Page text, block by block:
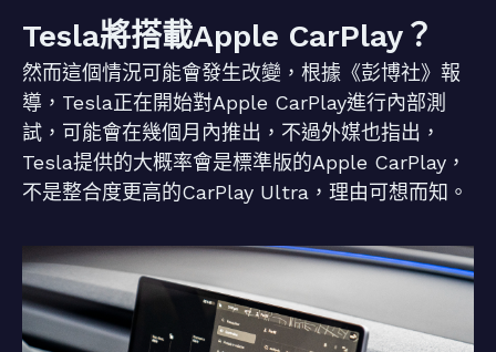
Tesla將搭載Apple CarPlay？
然而這個情況可能會發生改變，根據《彭博社》報
導，Tesla正在開始對Apple CarPlay進行內部測
試，可能會在幾個月內推出，不過外媒也指出，
Tesla提供的大概率會是標準版的Apple CarPlay，
不是整合度更高的CarPlay Ultra，理由可想而知。